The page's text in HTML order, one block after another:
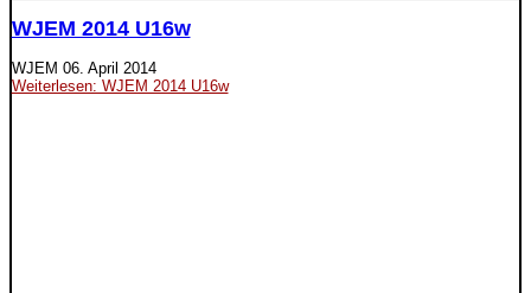
WJEM 2014 U16w
WJEM 06. April 2014
Weiterlesen: WJEM 2014 U16w